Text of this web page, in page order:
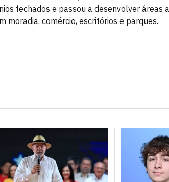
fechados e passou a desenvolver áreas
moradia, comércio, escritórios e parques.